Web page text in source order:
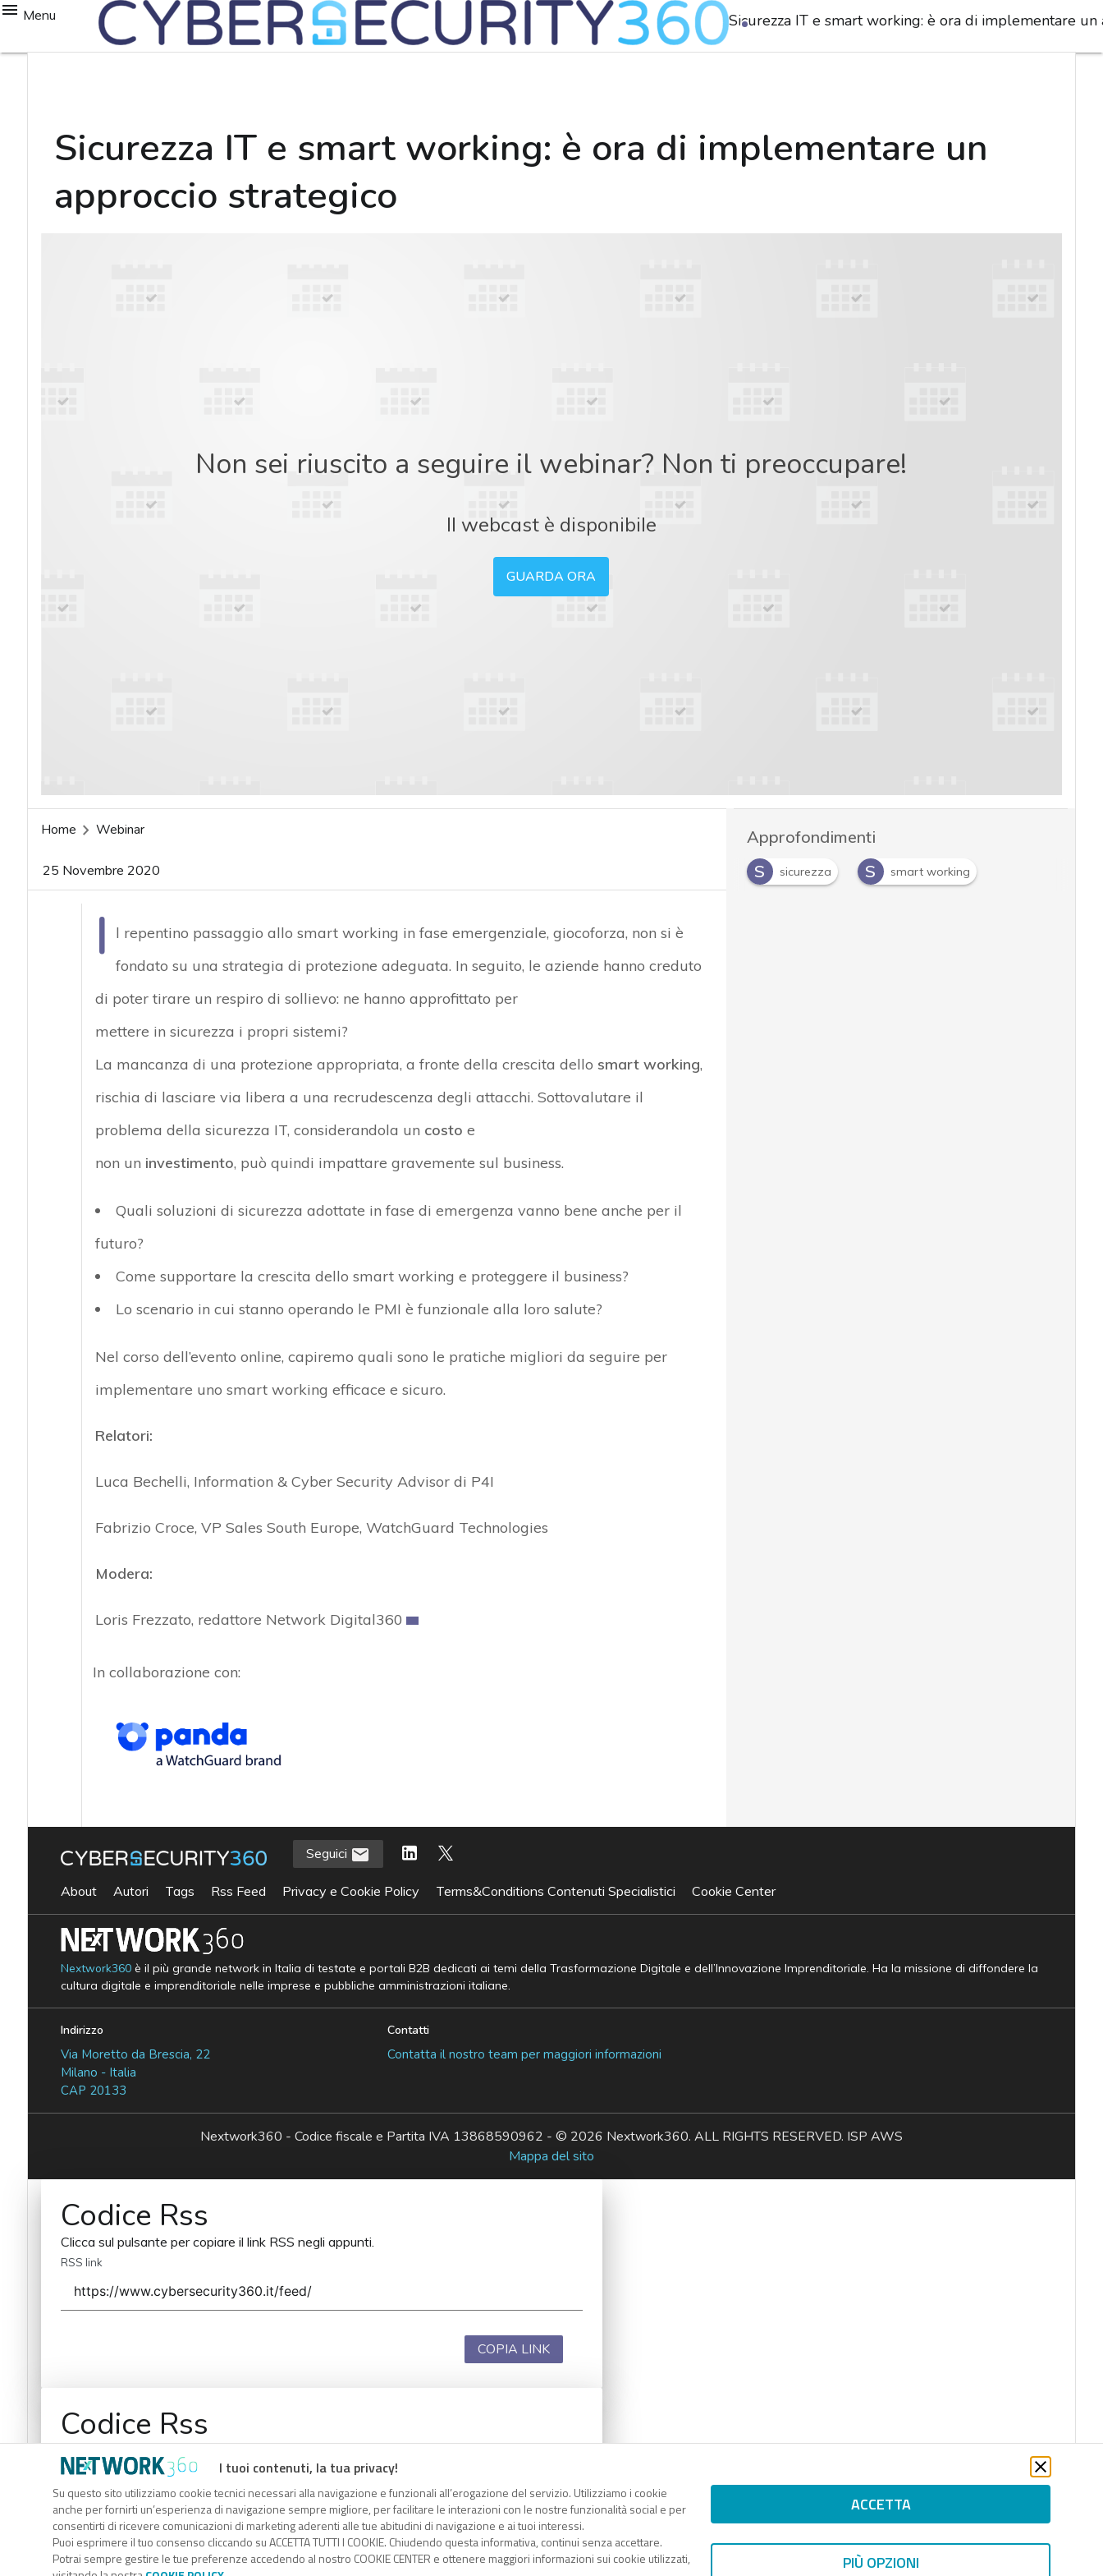
Menu Sicurezza IT e smart working: è ora di implementare un
Sicurezza IT e smart working: è ora di implementare un
approccio strategico
Non sei riuscito a seguire il webinar? Non ti preoccupare!
Il webcast è disponibile
GUARDA ORA
Home Webinar
25 Novembre 2020
I
l repentino passaggio allo smart working in fase emergenziale, giocoforza, non si è
fondato su una strategia di protezione adeguata. In seguito, le aziende hanno creduto
di poter tirare un respiro di sollievo: ne hanno approfittato per
mettere in sicurezza i propri sistemi?
La mancanza di una protezione appropriata, a fronte della crescita dello smart working,
rischia di lasciare via libera a una recrudescenza degli attacchi. Sottovalutare il
problema della sicurezza IT, considerandola un costo e
non un investimento, può quindi impattare gravemente sul business.
Quali soluzioni di sicurezza adottate in fase di emergenza vanno bene anche per il
futuro?
Come supportare la crescita dello smart working e proteggere il business?
Lo scenario in cui stanno operando le PMI è funzionale alla loro salute?
Nel corso dell’evento online, capiremo quali sono le pratiche migliori da seguire per
implementare uno smart working efficace e sicuro.
Relatori:
Luca Bechelli, Information & Cyber Security Advisor di P4I
Fabrizio Croce, VP Sales South Europe, WatchGuard Technologies
Modera:
Loris Frezzato, redattore Network Digital360
In collaborazione con:
Approfondimenti
S
sicurezza S smart working
I tuoi contenuti, la tua privacy!
Su questo sito utilizziamo cookie tecnici necessari alla navigazione e funzionali all’erogazione del servizio. Utilizziamo i cookie
anche per fornirti un’esperienza di navigazione sempre migliore, per facilitare le interazioni con le nostre funzionalità social e per
consentirti di ricevere comunicazioni di marketing aderenti alle tue abitudini di navigazione e ai tuoi interessi.
Puoi esprimere il tuo consenso cliccando su ACCETTA TUTTI I COOKIE. Chiudendo questa informativa, continui senza accettare.
Potrai sempre gestire le tue preferenze accedendo al nostro COOKIE CENTER e ottenere maggiori informazioni sui cookie utilizzati,
ACCETTA
PIÙ OPZIONI
Seguici
About Autori Tags Rss Feed Privacy e Cookie Policy Terms&Conditions Contenuti Specialistici Cookie Center
Nextwork360è il più grande network in Italia di testate e portali B2B dedicati ai temi della Trasformazione Digitale e dell’Innovazione Imprenditoriale. Ha la missione di diffondere la
cultura digitale e imprenditoriale nelle imprese e pubbliche amministrazioni italiane.
Indirizzo
Via Moretto da Brescia, 22
Milano - Italia
CAP 20133
Contatti
Contatta il nostro team per maggiori informazioni
Nextwork360 - Codice fiscale e Partita IVA 13868590962 - © 2026 Nextwork360. ALL RIGHTS RESERVED. ISP AWS
Mappa del sito
Codice Rss
Clicca sul pulsante per copiare il link RSS negli appunti.
RSS link
COPIA LINK
Codice Rss
RSS link
COPIA LINK